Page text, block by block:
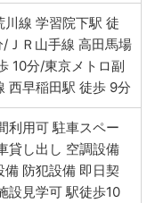
川線 学習院下駅 徒
ＪＲ山手線 高田馬場
10分/東京メトロ副
西早稲田駅 徒歩 9分
利用可 駐車スペー
貸し出し 空調設備
備 防犯設備 即日契
設見学可 駅徒歩10